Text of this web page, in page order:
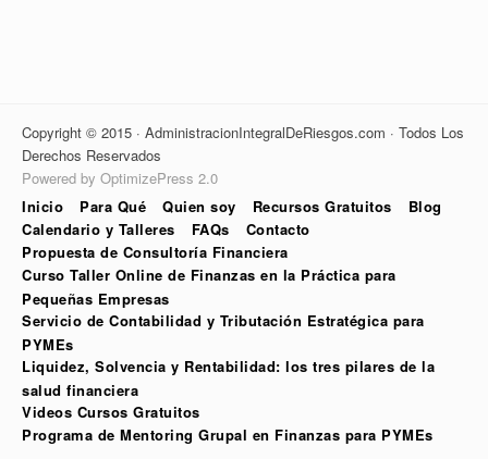
Copyright © 2015 · AdministracionIntegralDeRiesgos.com · Todos Los
Derechos Reservados
Powered by OptimizePress 2.0
Inicio
Para Qué Quien soy Recursos Gratuitos
Blog
Calendario y Talleres
FAQs
Contacto
Propuesta de Consultoría Financiera
Curso Taller Online de Finanzas en la Práctica para
Pequeñas Empresas
Servicio de Contabilidad y Tributación Estratégica para
PYMEs
Liquidez, Solvencia y Rentabilidad: los tres pilares de la
salud financiera
Videos Cursos Gratuitos
Programa de Mentoring Grupal en Finanzas para PYMEs